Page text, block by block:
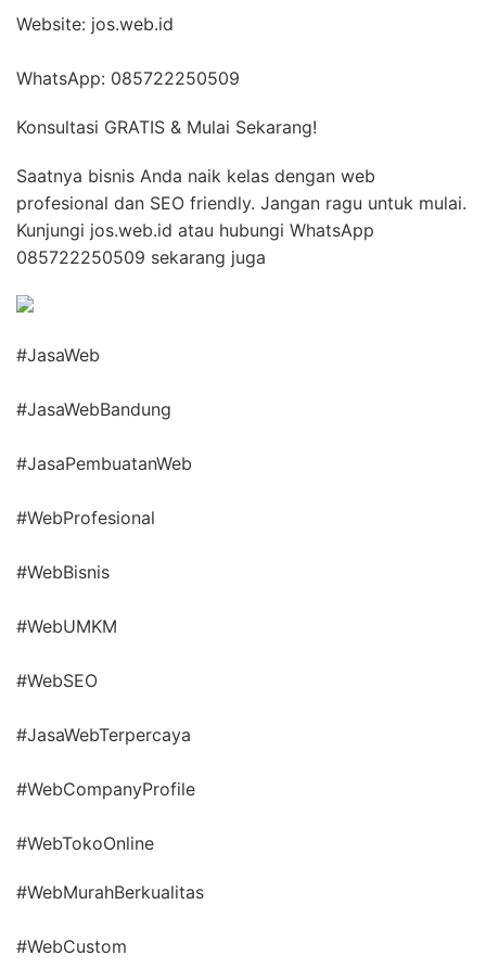
Website: jos.web.id
WhatsApp: 085722250509
Konsultasi GRATIS & Mulai Sekarang!
Saatnya bisnis Anda naik kelas dengan web
profesional dan SEO friendly. Jangan ragu untuk mulai.
Kunjungi jos.web.id atau hubungi WhatsApp
085722250509 sekarang juga
#JasaWeb
#JasaWebBandung
#JasaPembuatanWeb
#WebProfesional
#WebBisnis
#WebUMKM
#WebSEO
#JasaWebTerpercaya
#WebCompanyProfile
#WebTokoOnline
#WebMurahBerkualitas
#WebCustom